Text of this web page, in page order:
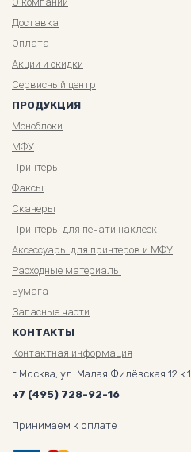
Доставка
Оплата
Акции и скидки
Сервисный центр
ПРОДУКЦИЯ
Моноблоки
МФУ
Принтеры
Факсы
Сканеры
Принтеры для печати наклеек
Аксессуары для принтеров и МФУ
Расходные материалы
Бумага
Запасные части
КОНТАКТЫ
Контактная информация
г.Москва, ул. Малая Филёвская 12 к.1
+7 (495) 728-92-16
Принимаем к оплате